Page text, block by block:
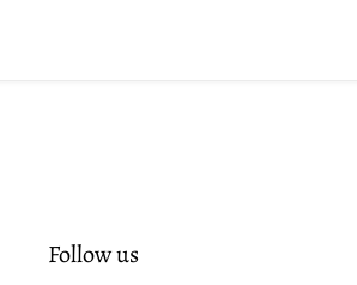
Follow us